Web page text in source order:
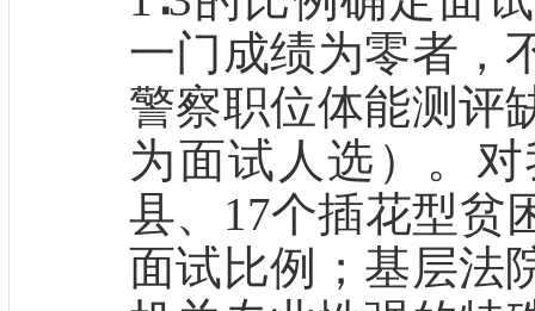
一门成绩为零者，
警察职位体能测评
为面试人选）。
县、17个插花型贫
面试比例；基层法